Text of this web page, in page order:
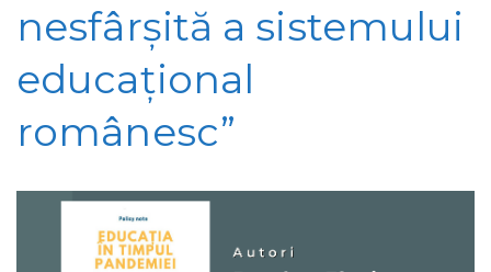
nesfârșită a sistemului
educațional
românesc”